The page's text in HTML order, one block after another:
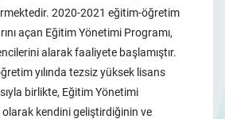
2020-2021 eğitim-öğretim
açan Eğitim Yönetimi Programı,
alarak faaliyete başlamıştır.
yılında tezsiz yüksek lisans
birlikte, Eğitim Yönetimi
olarak kendini geliştirdiğinin ve